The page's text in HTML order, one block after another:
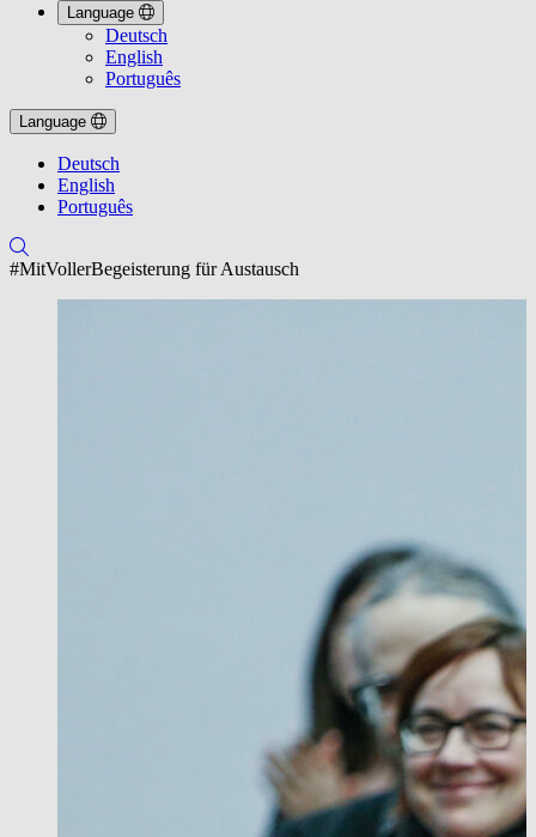
Language
Deutsch
English
Português
Language
Deutsch
English
Português
#MitVollerBegeisterung für Austausch